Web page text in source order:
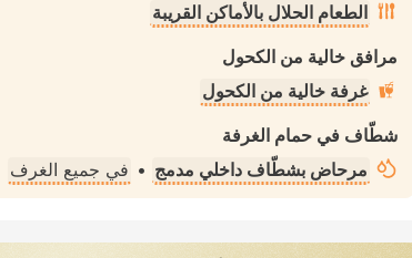
الطعام الحلال بالأماكن القريبة
مرافق خالية من الكحول
غرفة خالية من الكحول
شطّاف في حمام الغرفة
مرحاض بشطّاف داخلي مدمج • في جميع الغرف